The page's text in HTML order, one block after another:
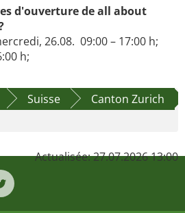
d'ouverture de all about
26.08. 09:00 – 17:00 h;
h;
Suisse
Canton Zurich
Actualisée: 27.07.2026 13:00